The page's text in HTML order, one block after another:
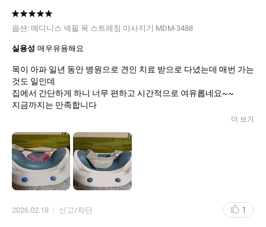
옵션: 메디니스 넥필 목 스트레칭 마사지기 MDM-3488
실용성 매우유용해요
목이 아파 일년 동안 병원으로 견인 치료 받으로 다녔는데 매번 가는
것도 일인데
집에서 간단하게 하니 너무 편하고 시간적으로 여유롭네요~~
지금까지는 만족합니다
더 보기
2026.02.18 신고/차단 1